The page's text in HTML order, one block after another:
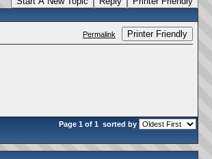
Permalink Printer Friendly
Page 1 of 1 sorted by